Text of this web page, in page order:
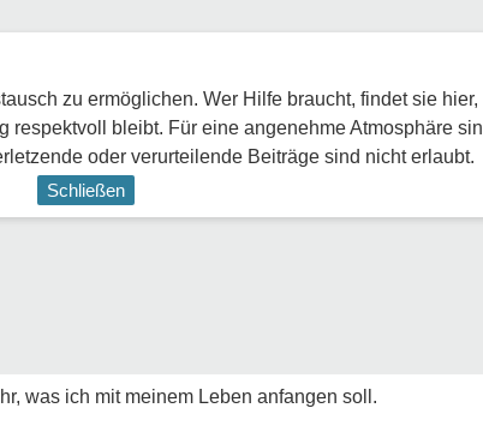
zu ermöglichen. Wer Hilfe braucht, findet sie
respektvoll bleibt. Für eine angenehme Atmosphäre
oder verurteilende Beiträge sind nicht erlaubt.
Schließen
was ich mit meinem Leben anfangen soll.